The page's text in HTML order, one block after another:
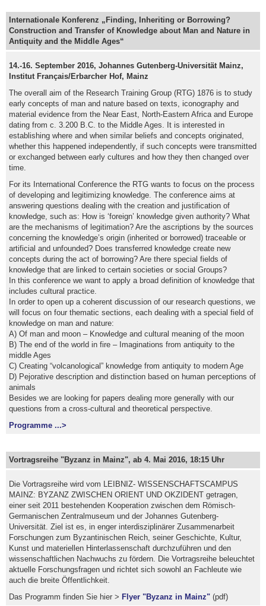
Internationale Konferenz „Finding, Inheriting or Borrowing?
Construction and Transfer of Knowledge about Man and Nature in
Antiquity and the Middle Ages“
14.-16. September 2016, Johannes Gutenberg-Universität Mainz,
Institut Français/Erbarcher Hof, Mainz
The overall aim of the Research Training Group (RTG) 1876 is to study
early concepts of man and nature based on texts, iconography and
material evidence from the Near East, North-Eastern Africa and Europe
dating from c. 3.200 B.C. to the Middle Ages. It is interested in
establishing where and when similar beliefs and concepts originated,
whether this happened independently, if such concepts were transmitted
or exchanged between early cultures and how they then changed over
time.
For its International Conference the RTG wants to focus on the process
of developing and legitimizing knowledge. The conference aims at
answering questions dealing with the creation and justification of
knowledge, such as: How is ‘foreign’ knowledge given authority? What
are the mechanisms of legitimation? Are the ascriptions by the sources
concerning the knowledge’s origin (inherited or borrowed) traceable or
artificial and unfounded? Does transferred knowledge create new
concepts during the act of borrowing? Are there special fields of
knowledge that are linked to certain societies or social Groups?
In this conference we want to apply a broad definition of knowledge that
includes cultural practice.
In order to open up a coherent discussion of our research questions, we
will focus on four thematic sections, each dealing with a special field of
knowledge on man and nature:
A) Of man and moon – Knowledge and cultural meaning of the moon
B) The end of the world in fire – Imaginations from antiquity to the
middle Ages
C) Creating “volcanological” knowledge from antiquity to modern Age
D) Pejorative description and distinction based on human perceptions of
animals
Besides we are looking for papers dealing more generally with our
questions from a cross-cultural and theoretical perspective.
Programme ...>
Vortragsreihe "Byzanz in Mainz", ab 4. Mai 2016, 18:15 Uhr
Die Vortragsreihe wird vom LEIBNIZ- WISSENSCHAFTSCAMPUS
MAINZ: BYZANZ ZWISCHEN ORIENT UND OKZIDENT getragen,
einer seit 2011 bestehenden Kooperation zwischen dem Römisch-
Germanischen Zentralmuseum und der Johannes Gutenberg-
Universität. Ziel ist es, in enger interdisziplinärer Zusammenarbeit
Forschungen zum Byzantinischen Reich, seiner Geschichte, Kultur,
Kunst und materiellen Hinterlassenschaft durchzuführen und den
wissenschaftlichen Nachwuchs zu fördern. Die Vortragsreihe beleuchtet
aktuelle Forschungsfragen und richtet sich sowohl an Fachleute wie
auch die breite Öffentlichkeit.
Das Programm finden Sie hier > Flyer "Byzanz in Mainz" (pdf)